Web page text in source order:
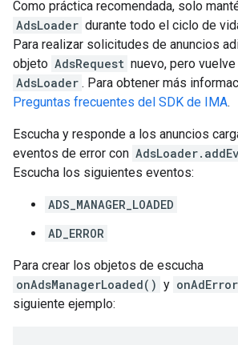
Como práctica recomendada, solo
AdsLoader durante todo el ciclo de
Para realizar solicitudes de anuncios
objeto AdsRequest nuevo, pero
AdsLoader . Para obtener más
Preguntas frecuentes del SDK de IMA.
Escucha y responde a los anuncios
eventos de error con
Escucha los siguientes eventos:
ADS_MANAGER_LOADED
AD_ERROR
Para crear los objetos de escucha
onAdsManagerLoaded() y
siguiente ejemplo: